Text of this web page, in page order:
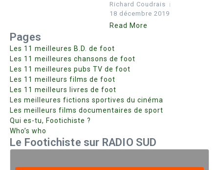
Richard Coudrais
18 décembre 2019
Read More
Pages
Les 11 meilleures B.D. de foot
Les 11 meilleures chansons de foot
Les 11 meilleures pubs TV de foot
Les 11 meilleurs films de foot
Les 11 meilleurs livres de foot
Les meilleures fictions sportives du cinéma
Les meilleurs films documentaires de sport
Qui es-tu, Footichiste ?
Who’s who
Le Footichiste sur RADIO SUD